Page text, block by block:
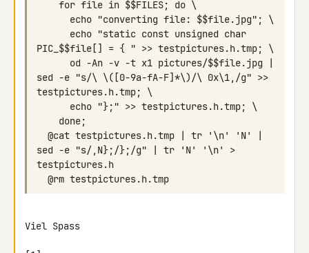
sed -e "s/\ \([0-9a-fA-F]*\)/\ 0x\1,/g" >>
sed -e "s/,N};/};/g" | tr 'N' '\n' >
Viel Spass